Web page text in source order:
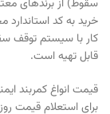
سقوط) از برندهای
خرید به کد
کار با سیستم توقف
قابل تهیه است.
قیمت انواغ کمربند
برای استعلام قیمت